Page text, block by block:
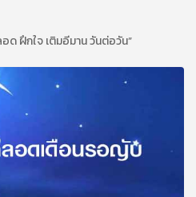
ฝึกใจ เติมอีมาน วันต่อวัน”